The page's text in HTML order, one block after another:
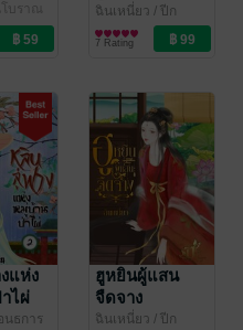
บราณ
ฉินเหนี่ยว / ปีก
อนธการ
นิยายรักจีนโบราณ
7 Rating
แห่ง
ไผ่
นธการ
ฮูหยินผู้แสน
จืดจาง
ฉินเหนี่ยว / ปีก